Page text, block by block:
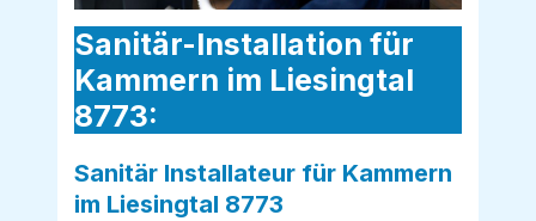
Sanitär-Installation für
Kammern im Liesingtal
8773:
Sanitär Installateur für Kammern
im Liesingtal 8773